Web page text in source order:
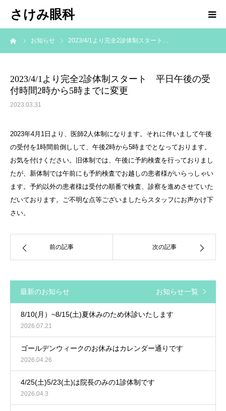
さけみ眼科
お知らせ 2023/4/1より完全2診体制スタート…
2023/4/1より完全2診体制スタート 平日午後の受
付時間2時から5時までに変更
2023.03.31
2023年4月1日より、医師2人体制になります。それに伴いまして午後
の受付を1時間前倒しして、午後2時から5時までとなっております。
お気を付けください。旧体制では、午後に予約検査を行っておりまし
たが、新体制では午前にも予約検査でお越しの患者様がいらっしゃい
ます。予約以外の患者様は受付の順番で検査、診察を進めさせていた
だいております。ご不明な点等ございましたらスタッフにお声かけ下
さい。
前の記事 次の記事
最新のお知らせ お知らせ一覧
8/10(月）~8/15(土)夏休みのため休診いたします
2026.07.21
ゴールデンウィークのお休みはカレンダー通りです
2026.04.26
4/25(土)5/23(土)は院長のみの1診体制です
2026.04.3
ホーム
診療科目
アクセス
お知らせ
院長ブログ